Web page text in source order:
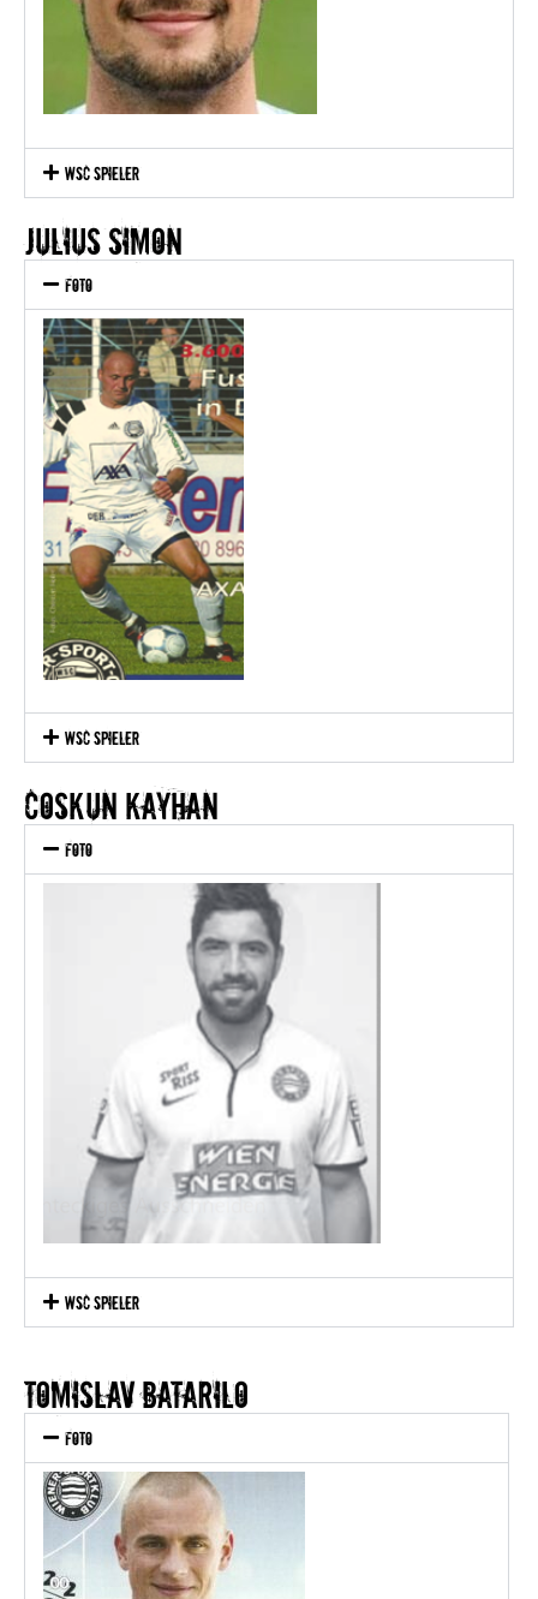
WSC Spieler
Julius Simon
Foto
WSC Spieler
coskun kayhan
Foto
WSC Spieler
Tomislav Batarilo
Foto